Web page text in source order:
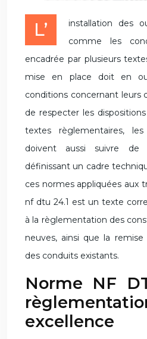
L’installation des ouvrages de fumisterie
comme les
encadrée par plusieurs
mise en place doit en
conditions concernant leurs
de respecter les
textes règlementaires,
doivent aussi suivre de
définissant un cadre
ces normes appliquées aux
nf dtu 24.1 est un texte
à la règlementation des
neuves, ainsi que la
des conduits existants.
Norme NF
excellence